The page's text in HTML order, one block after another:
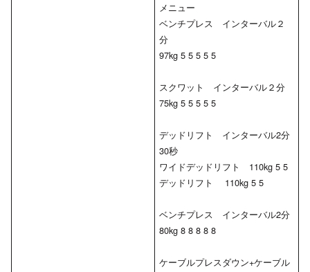
メニュー
ベンチプレス インターバル２
分
97kg 5 5 5 5 5
スクワット インターバル２分
75kg 5 5 5 5 5
デッドリフト インターバル2分
30秒
ワイドデッドリフト 110kg 5 5
デッドリフト 110kg 5 5
ベンチプレス インターバル2分
80kg 8 8 8 8 8
ケーブルプレスダウン+ケーブル